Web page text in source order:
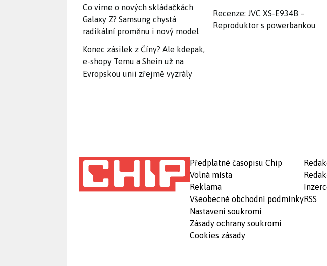
Co víme o nových skládačkách
Galaxy Z? Samsung chystá
radikální proměnu i nový model
Konec zásilek z Číny? Ale kdepak,
e-shopy Temu a Shein už na
Evropskou unii zřejmě vyzrály
Recenze: JVC XS-E934B –
Reproduktor s powerbankou
Předplatné časopisu Chip
Volná místa
Reklama
Všeobecné obchodní podmínky
Nastavení soukromí
Zásady ochrany soukromí
Cookies zásady
RSS